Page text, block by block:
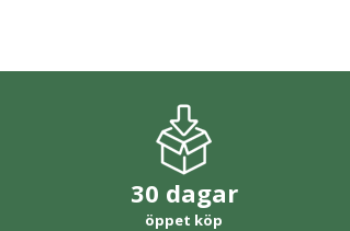
30 dagar
öppet köp